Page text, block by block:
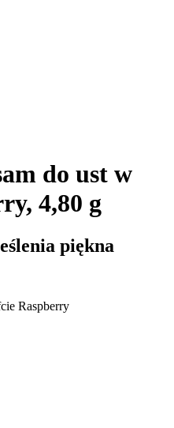
do ust w
4,80 g
piękna
Raspberry